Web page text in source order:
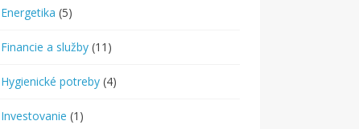
Energetika (5)
Financie a služby (11)
Hygienické potreby (4)
Investovanie (1)